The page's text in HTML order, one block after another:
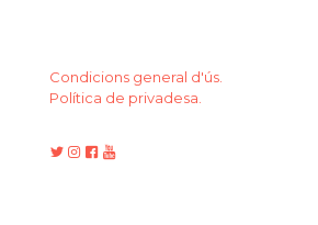
Condicions general d'ús.
Política de privadesa.